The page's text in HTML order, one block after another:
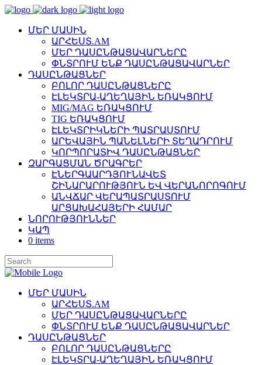
ՄԵՐ ՄԱՍԻՆ
ԱՐՀԵՍՏ.AM
ՄԵՐ ԴԱՍԸՆԹԱՑԱՎԱՐՆԵՐԸ
ՓՆՏՐՈՒՄ ԵՆՔ ԴԱՍԸՆԹԱՑԱՎԱՐՆԵՐ
ԴԱՍԸՆԹԱՑՆԵՐ
ԲՈԼՈՐ ԴԱՍԸՆԹԱՑՆԵՐԸ
ԷԼԵԿՏՐԱ-ԱՂԵՂԱՅԻՆ ԵՌԱԿՑՈՒՄ
MIG/MAG ԵՌԱԿՑՈՒՄ
TIG ԵՌԱԿՑՈՒՄ
ԷԼԵԿՏՐԻԿՆԵՐԻ ՊԱՏՐԱՍՏՈՒՄ
ԱՐԵՎԱՅԻՆ ՊԱՆԵԼՆԵՐԻ ՏԵՂԱԴՐՈՒՄ
ԿՈՐՊՈՐԱՏԻՎ ԴԱՍԸՆԹԱՑՆԵՐ
ԶԱՐԳԱՑՄԱՆ ԾՐԱԳՐԵՐ
ԷՆԵՐԳԱԱՐԴՅՈՒՆԱՎԵՏ
ՇԻՆԱՐԱՐՈՒԹՅՈՒՆ ԵՎ ՎԵՐԱՆՈՐՈԳՈՒՄ
ԱՆՎՃԱՐ ՎԵՐԱՊԱՏՐԱՍՏՈՒՄ
ԱՐՑԱԽԱՀԱՅԵՐԻ ՀԱՄԱՐ
ՆՈՐՈՒԹՅՈՒՆՆԵՐ
ԿԱՊ
0 items
ՄԵՐ ՄԱՍԻՆ
ԱՐՀԵՍՏ.AM
ՄԵՐ ԴԱՍԸՆԹԱՑԱՎԱՐՆԵՐԸ
ՓՆՏՐՈՒՄ ԵՆՔ ԴԱՍԸՆԹԱՑԱՎԱՐՆԵՐ
ԴԱՍԸՆԹԱՑՆԵՐ
ԲՈԼՈՐ ԴԱՍԸՆԹԱՑՆԵՐԸ
ԷԼԵԿՏՐԱ-ԱՂԵՂԱՅԻՆ ԵՌԱԿՑՈՒՄ